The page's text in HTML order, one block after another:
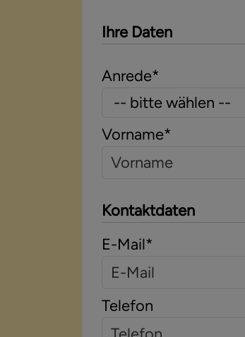
Ihre Daten
Anrede*
Vorname*
Kontaktdaten
E-Mail*
Telefon